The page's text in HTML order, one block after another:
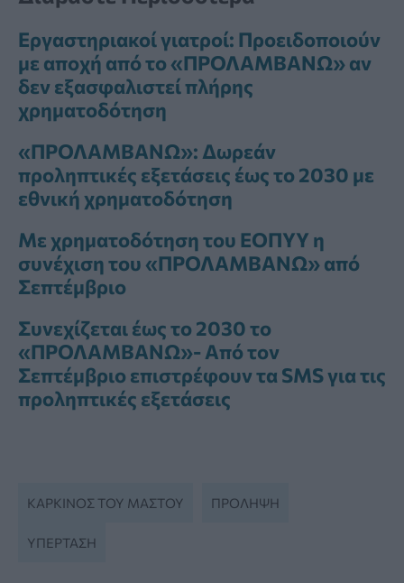
Εργαστηριακοί γιατροί: Προειδοποιούν
με αποχή από το «ΠΡΟΛΑΜΒΑΝΩ» αν
δεν εξασφαλιστεί πλήρης
χρηματοδότηση
«ΠΡΟΛΑΜΒΑΝΩ»: Δωρεάν
προληπτικές εξετάσεις έως το 2030 με
εθνική χρηματοδότηση
Με χρηματοδότηση του ΕΟΠΥΥ η
συνέχιση του «ΠΡΟΛΑΜΒΑΝΩ» από
Σεπτέμβριο
Συνεχίζεται έως το 2030 το
«ΠΡΟΛΑΜΒΑΝΩ»- Από τον
Σεπτέμβριο επιστρέφουν τα SMS για τις
προληπτικές εξετάσεις
ΚΑΡΚΊΝΟΣ ΤΟΥ ΜΑΣΤΟΎ ΠΡΌΛΗΨΗ
ΥΠΈΡΤΑΣΗ